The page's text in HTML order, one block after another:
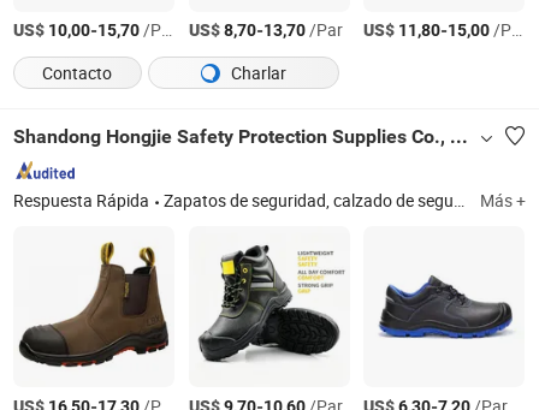
US$ 10,00-15,70/Par US$8,70-13,70/Par US$ 11,80-15,00/Par
Contacto
Charlar
Shandong Hongjie Safety Protection Supplies Co., Ltd.
Respuesta Rápida Zapatos de seguridad, calzado de seguridad, botas de seguridad, zapatos de trabajo, calzado protector, zapatos con punta de acero, zapatos de seguridad anti-perforación, botas de trabajo antiestáticas, zapatos de seguridad con punta compuesta, S3 botas de seguridad Más +
16,50 17,30 9,70 10,60 6,30 7,20